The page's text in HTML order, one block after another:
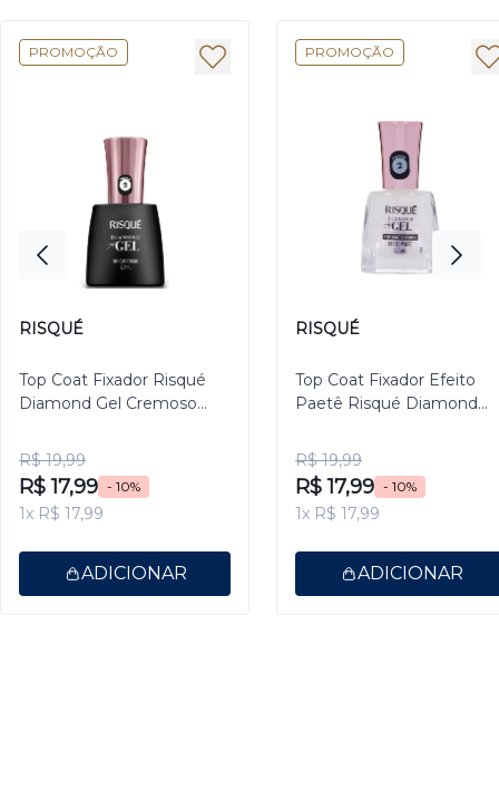
PROMOÇÃO
RISQUÉ
Top Coat Fixador Risqué
Diamond Gel Cremoso
R$ 19,99
R$ 17,99 - 10%
1x R$ 17,99
ADICIONAR
PROMOÇÃO
RISQUÉ
Top Coat Fixador Efeito
Paetê Risqué Diamond
R$ 19,99
R$ 17,99 - 10%
1x R$ 17,99
ADICIONAR